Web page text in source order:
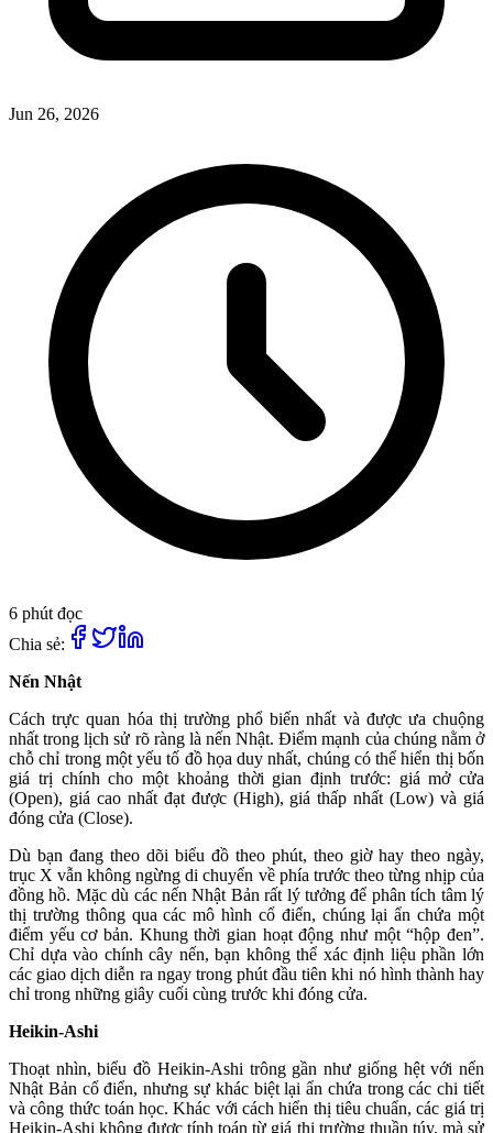
Jun 26, 2026
6 phút đọc
Chia sẻ:
Nến Nhật
Cách trực quan hóa thị trường phổ biến nhất và được ưa chuộng
nhất trong lịch sử rõ ràng là nến Nhật. Điểm mạnh của chúng nằm ở
chỗ chỉ trong một yếu tố đồ họa duy nhất, chúng có thể hiển thị bốn
giá trị chính cho một khoảng thời gian định trước: giá mở cửa
(Open), giá cao nhất đạt được (High), giá thấp nhất (Low) và giá
đóng cửa (Close).
Dù bạn đang theo dõi biểu đồ theo phút, theo giờ hay theo ngày,
trục X vẫn không ngừng di chuyển về phía trước theo từng nhịp của
đồng hồ. Mặc dù các nến Nhật Bản rất lý tưởng để phân tích tâm lý
thị trường thông qua các mô hình cổ điển, chúng lại ẩn chứa một
điểm yếu cơ bản. Khung thời gian hoạt động như một “hộp đen”.
Chỉ dựa vào chính cây nến, bạn không thể xác định liệu phần lớn
các giao dịch diễn ra ngay trong phút đầu tiên khi nó hình thành hay
chỉ trong những giây cuối cùng trước khi đóng cửa.
Heikin-Ashi
Thoạt nhìn, biểu đồ Heikin-Ashi trông gần như giống hệt với nến
Nhật Bản cổ điển, nhưng sự khác biệt lại ẩn chứa trong các chi tiết
và công thức toán học. Khác với cách hiển thị tiêu chuẩn, các giá trị
Heikin-Ashi không được tính toán từ giá thị trường thuần túy, mà sử